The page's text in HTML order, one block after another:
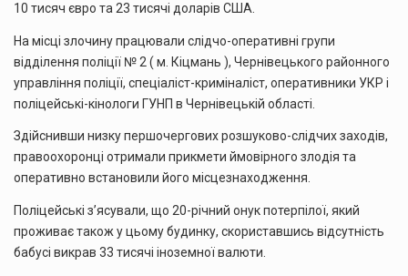
10 тисяч євро та 23 тисячі доларів США.
На місці злочину працювали слідчо-оперативні групи
відділення поліції № 2 ( м. Кіцмань ), Чернівецького районного
управління поліції, спеціаліст-криміналіст, оперативники УКР і
поліцейські-кінологи ГУНП в Чернівецькій області.
Здійснивши низку першочергових розшуково-слідчих заходів,
правоохоронці отримали прикмети ймовірного злодія та
оперативно встановили його місцезнаходження.
Поліцейські з’ясували, що 20-річний онук потерпілої, який
проживає також у цьому будинку, скориставшись відсутність
бабусі викрав 33 тисячі іноземної валюти.